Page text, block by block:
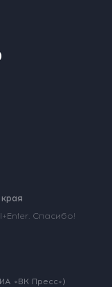
Спасибо!
«ВК Пресс»)